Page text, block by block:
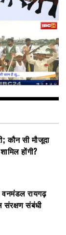
कौन सी मौजूदा
होंगी?
वनमंडल रायगढ़
संबंधी